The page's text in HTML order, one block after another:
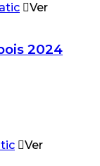
Ver
2024
Ver